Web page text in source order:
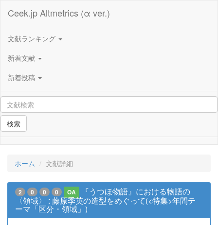
Ceek.jp Altmetrics (α ver.)
文献ランキング
新着文献
新着投稿
検索
ホーム 文献詳細
2 0 0 0 OA
『うつほ物語』における物語の
〈領域〉 : 藤原季英の造型をめぐって(<特集>年間テ
ーマ「区分・領域」)